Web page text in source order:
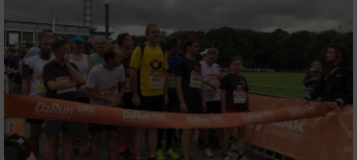
Erstellung von Profilen zur Personalisierung
von Inhalten
Verwendung von Profilen zur Auswahl
personalisierter Inhalte
Messung der Werbeleistung